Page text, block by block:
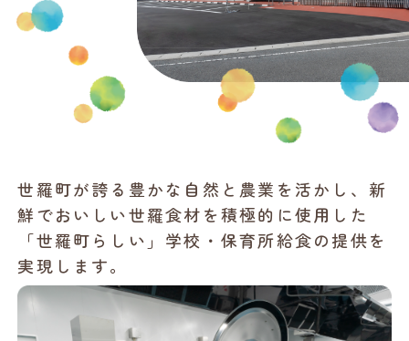
世羅町が誇る豊かな自然と農業を活かし、新
鮮でおいしい世羅食材を積極的に使用した
「世羅町らしい」学校・保育所給食の提供を
実現します。